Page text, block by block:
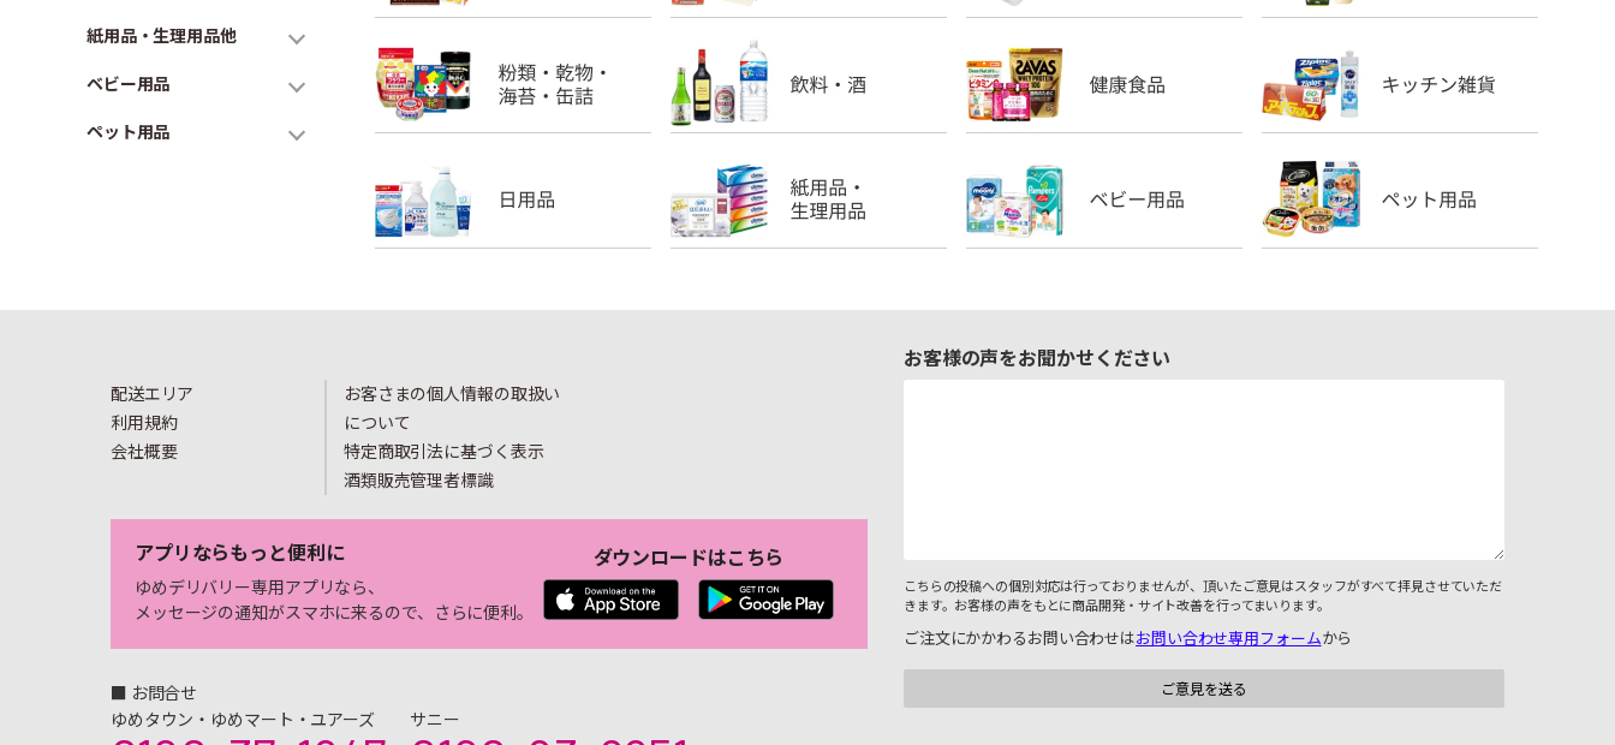
紙用品・生理用品他
ベビー用品
ペット用品
配送エリア
利用規約
会社概要
お客さまの個人情報の取扱い
について
特定商取引法に基づく表示
酒類販売管理者標識
アプリならもっと便利に
ゆめデリバリー専用アプリなら、
メッセージの通知がスマホに来るので、さらに便利。
ダウンロードはこちら
■ お問合せ
ゆめタウン・ゆめマート・ユアーズ
サニー
お客様の声をお聞かせください
こちらの投稿への個別対応は行っておりませんが、頂いたご意見はスタッフがすべて拝見させていただ
きます。お客様の声をもとに商品開発・サイト改善を行ってまいります。
ご注文にかかわるお問い合わせはお問い合わせ専用フォームから